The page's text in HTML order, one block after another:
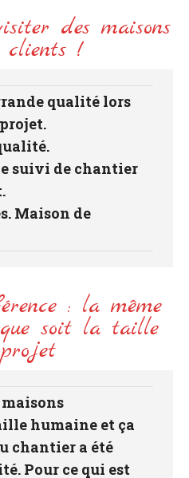
des maisons
clients !
qualité lors
suivi de chantier
Maison de
: la même
soit la taille
humaine et ça
chantier a été
Pour ce qui est